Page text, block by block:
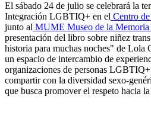
El sábado 24 de julio se celebrará la
Integración LGBTIQ+ en el Centro
junto al MUME Museo de la
presentación del libro sobre niñez
historia para muchas noches" de Lola
un espacio de intercambio de
organizaciones de personas
compartir con la diversidad sexo-
que busca promover el respeto hacia